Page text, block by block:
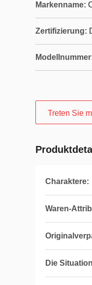
Markenname:
Zertifizierung:
Treten Sie
Charaktere:
Waren-
Die